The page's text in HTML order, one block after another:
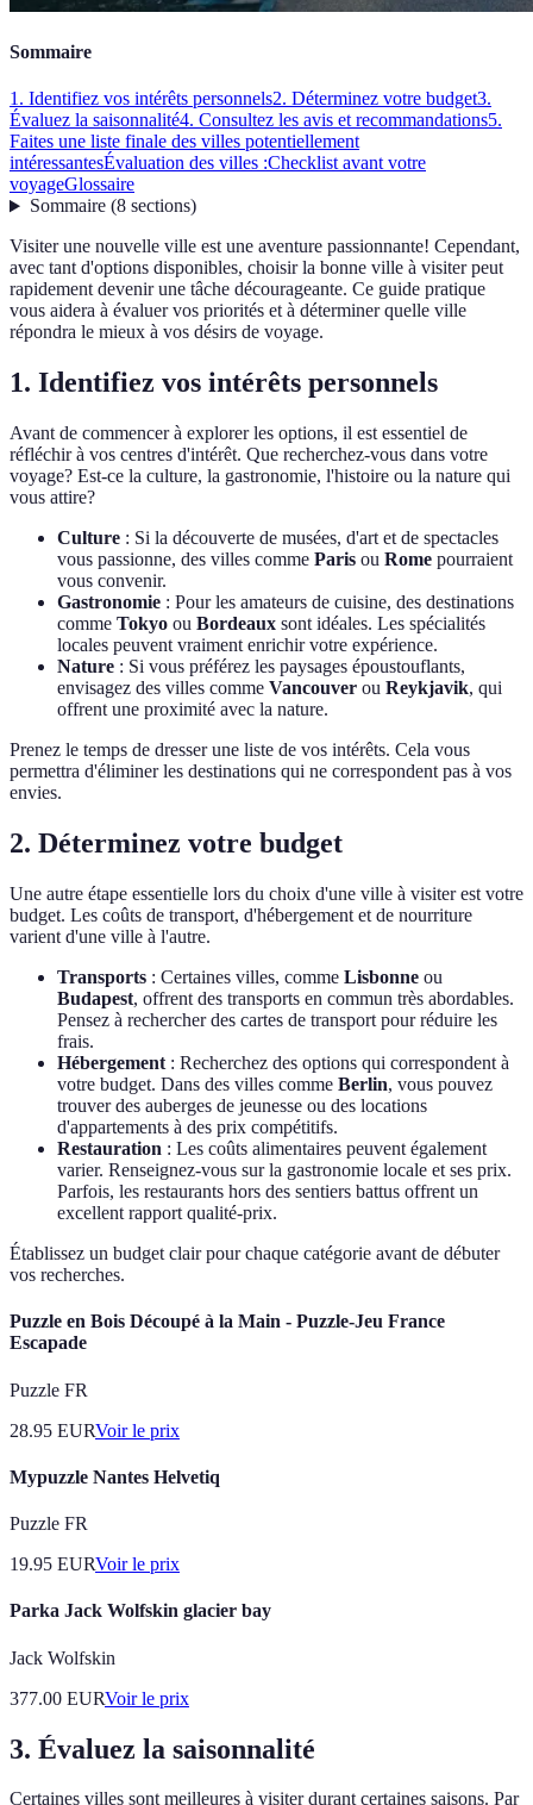
Sommaire
1. Identifiez vos intérêts personnels2. Déterminez votre budget3.
Évaluez la saisonnalité4. Consultez les avis et recommandations5.
Faites une liste finale des villes potentiellement
intéressantesÉvaluation des villes :Checklist avant votre
voyageGlossaire
Sommaire(8 sections)
Visiter une nouvelle ville est une aventure passionnante! Cependant,
avec tant d'options disponibles, choisir la bonne ville à visiter peut
rapidement devenir une tâche décourageante. Ce guide pratique
vous aidera à évaluer vos priorités et à déterminer quelle ville
répondra le mieux à vos désirs de voyage.
1. Identifiez vos intérêts personnels
Avant de commencer à explorer les options, il est essentiel de
réfléchir à vos centres d'intérêt. Que recherchez-vous dans votre
voyage? Est-ce la culture, la gastronomie, l'histoire ou la nature qui
vous attire?
Culture : Si la découverte de musées, d'art et de spectacles
vous passionne, des villes comme Paris ou Rome pourraient
vous convenir.
Gastronomie : Pour les amateurs de cuisine, des destinations
comme Tokyo ou Bordeaux sont idéales. Les spécialités
locales peuvent vraiment enrichir votre expérience.
Nature : Si vous préférez les paysages époustouflants,
envisagez des villes comme Vancouver ou Reykjavik, qui
offrent une proximité avec la nature.
Prenez le temps de dresser une liste de vos intérêts. Cela vous
permettra d'éliminer les destinations qui ne correspondent pas à vos
envies.
2. Déterminez votre budget
Une autre étape essentielle lors du choix d'une ville à visiter est votre
budget. Les coûts de transport, d'hébergement et de nourriture
varient d'une ville à l'autre.
Transports : Certaines villes, comme Lisbonne ou
Budapest, offrent des transports en commun très abordables.
Pensez à rechercher des cartes de transport pour réduire les
frais.
Hébergement : Recherchez des options qui correspondent à
votre budget. Dans des villes comme Berlin, vous pouvez
trouver des auberges de jeunesse ou des locations
d'appartements à des prix compétitifs.
Restauration : Les coûts alimentaires peuvent également
varier. Renseignez-vous sur la gastronomie locale et ses prix.
Parfois, les restaurants hors des sentiers battus offrent un
excellent rapport qualité-prix.
Établissez un budget clair pour chaque catégorie avant de débuter
vos recherches.
Puzzle en Bois Découpé à la Main - Puzzle-Jeu France
Escapade
Puzzle FR
28.95 EURVoir le prix
Mypuzzle Nantes Helvetiq
Puzzle FR
19.95 EURVoir le prix
Parka Jack Wolfskin glacier bay
Jack Wolfskin
377.00 EURVoir le prix
3. Évaluez la saisonnalité
Certaines villes sont meilleures à visiter durant certaines saisons. Par